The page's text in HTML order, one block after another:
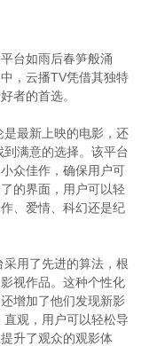
台如雨后春笋般涌
，云播TV凭借其独特
者的首选。
最新上映的电影，还
满意的选择。该平台
众佳作，确保用户可
的界面，用户可以轻
、爱情、科幻还是纪
用了先进的算法，根
视作品。这种个性化
增加了他们发现新影
观，用户可以轻松导
升了观众的观影体